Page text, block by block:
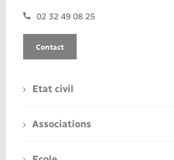
02 32 49 08 25
Contact
Etat civil
Associations